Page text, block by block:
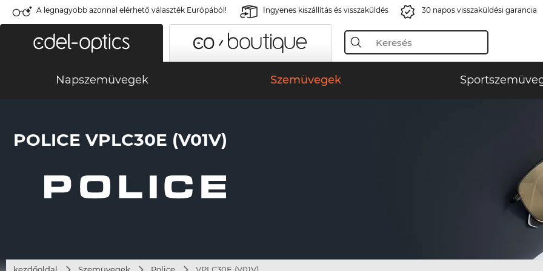
A legnagyobb azonnal elérhető választék Európából! Ingyenes kiszállítás és visszaküldés 30 napos visszaküldési garancia
Napszemüvegek Szemüvegek
POLICE VPLC30E (V01V)